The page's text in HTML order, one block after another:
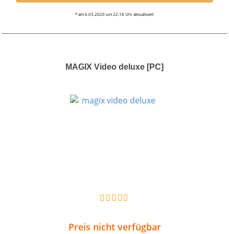
* am 6.03.2020 um 22:18 Uhr aktualisiert
MAGIX Video deluxe [PC]
Preis nicht verfügbar